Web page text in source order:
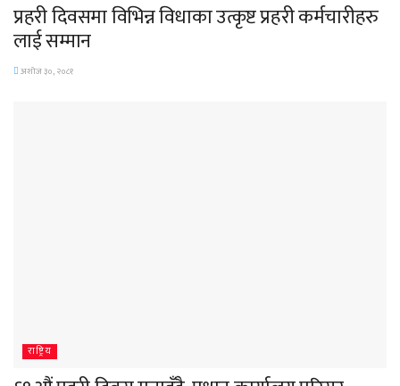
प्रहरी दिवसमा विभिन्न विधाका उत्कृष्ट प्रहरी कर्मचारीहरु
लाई सम्मान
अशोज ३०, २०८१
राष्ट्रिय